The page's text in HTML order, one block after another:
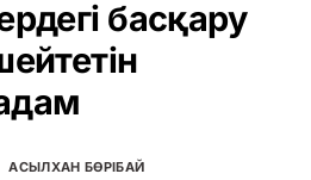
басқару
АСЫЛХАН БӨРІБАЙ